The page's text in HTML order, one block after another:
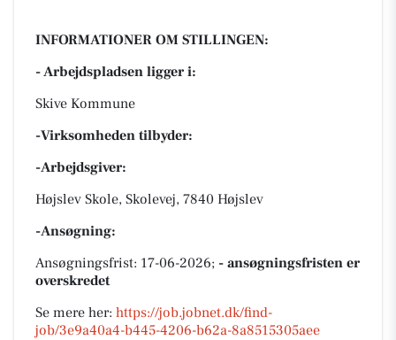
INFORMATIONER OM STILLINGEN:
- Arbejdspladsen ligger i:
Skive Kommune
-Virksomheden tilbyder:
-Arbejdsgiver:
Højslev Skole, Skolevej, 7840 Højslev
-Ansøgning:
Ansøgningsfrist: 17-06-2026; - ansøgningsfristen er
overskredet
Se mere her: https://job.jobnet.dk/find-
job/3e9a40a4-b445-4206-b62a-8a8515305aee